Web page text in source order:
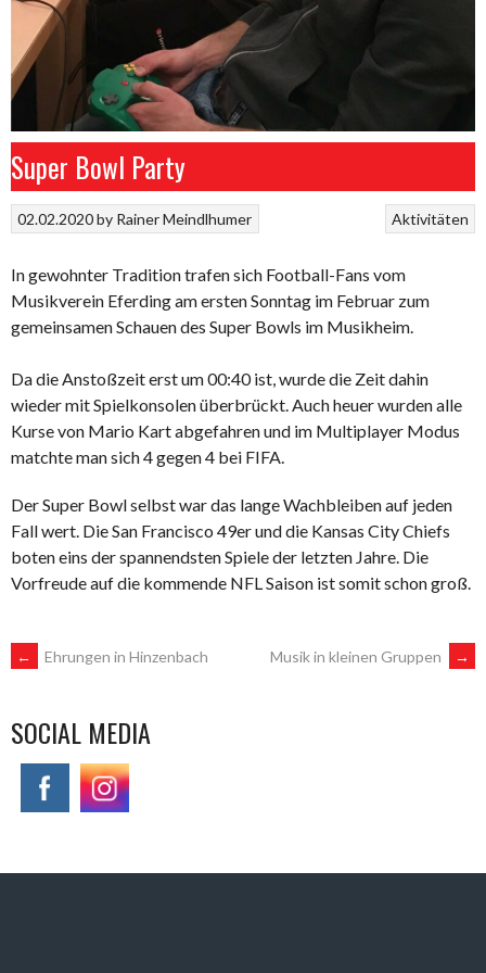
Super Bowl Party
Aktivitäten
02.02.2020by Rainer Meindlhumer
In gewohnter Tradition trafen sich Football-Fans vom
Musikverein Eferding am ersten Sonntag im Februar zum
gemeinsamen Schauen des Super Bowls im Musikheim.
Da die Anstoßzeit erst um 00:40 ist, wurde die Zeit dahin
wieder mit Spielkonsolen überbrückt. Auch heuer wurden alle
Kurse von Mario Kart abgefahren und im Multiplayer Modus
matchte man sich 4 gegen 4 bei FIFA.
Der Super Bowl selbst war das lange Wachbleiben auf jeden
Fall wert. Die San Francisco 49er und die Kansas City Chiefs
boten eins der spannendsten Spiele der letzten Jahre. Die
Vorfreude auf die kommende NFL Saison ist somit schon groß.
POST
NAVIGATION
← Ehrungen in Hinzenbach Musik in kleinen Gruppen →
SOCIAL MEDIA